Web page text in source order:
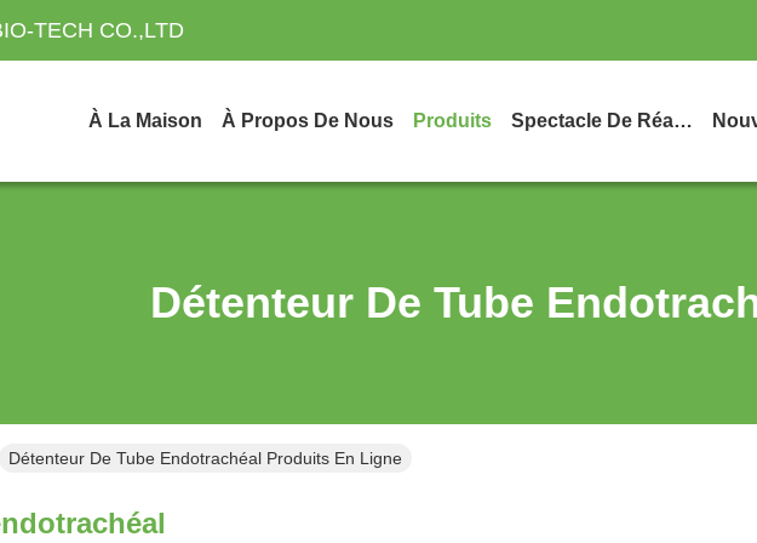
TECH CO.,LTD
À La Maison À Propos De Nous Produits Spectacle De Réalité Virtuelle
Détenteur De Tube
Détenteur De Tube Endotrachéal Produits En Ligne